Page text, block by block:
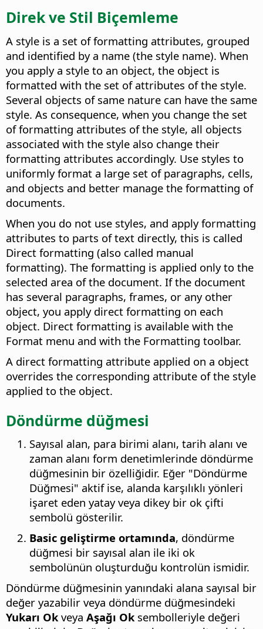
Direk ve Stil Biçemleme
A style is a set of formatting attributes, grouped
and identified by a name (the style name). When
you apply a style to an object, the object is
formatted with the set of attributes of the style.
Several objects of same nature can have the same
style. As consequence, when you change the set
of formatting attributes of the style, all objects
associated with the style also change their
formatting attributes accordingly. Use styles to
uniformly format a large set of paragraphs, cells,
and objects and better manage the formatting of
documents.
When you do not use styles, and apply formatting
attributes to parts of text directly, this is called
Direct formatting (also called manual
formatting). The formatting is applied only to the
selected area of the document. If the document
has several paragraphs, frames, or any other
object, you apply direct formatting on each
object. Direct formatting is available with the
Format menu and with the Formatting toolbar.
A direct formatting attribute applied on a object
overrides the corresponding attribute of the style
applied to the object.
Döndürme düğmesi
Sayısal alan, para birimi alanı, tarih alanı ve
zaman alanı form denetimlerinde döndürme
düğmesinin bir özelliğidir. Eğer "Döndürme
Düğmesi" aktif ise, alanda karşılıklı yönleri
işaret eden yatay veya dikey bir ok çifti
sembolü gösterilir.
Basic geliştirme ortamında, döndürme
düğmesi bir sayısal alan ile iki ok
sembolünün oluşturduğu kontrolün ismidir.
Döndürme düğmesinin yanındaki alana sayısal bir
değer yazabilir veya döndürme düğmesindeki
Yukarı Okveya Aşağı Oksembolleriyle değeri